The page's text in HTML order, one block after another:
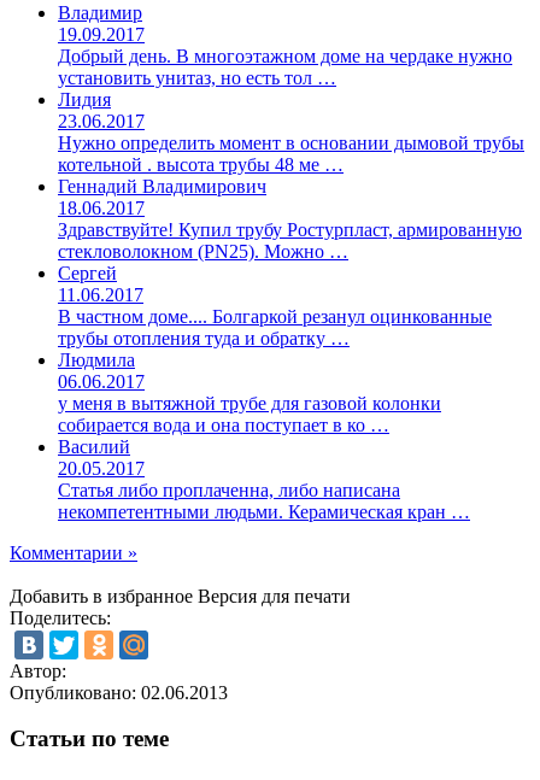
Владимир
19.09.2017
Добрый день. В многоэтажном доме на чердаке нужно
установить унитаз, но есть тол …
Лидия
23.06.2017
Нужно определить момент в основании дымовой трубы
котельной . высота трубы 48 ме …
Геннадий Владимирович
18.06.2017
Здравствуйте! Купил трубу Ростурпласт, армированную
стекловолокном (PN25). Можно …
Сергей
11.06.2017
В частном доме.... Болгаркой резанул оцинкованные
трубы отопления туда и обратку …
Людмила
06.06.2017
у меня в вытяжной трубе для газовой колонки
собирается вода и она поступает в ко …
Василий
20.05.2017
Статья либо проплаченна, либо написана
некомпетентными людьми. Керамическая кран …
Комментарии »
Добавить в избранное Версия для печати
Поделитесь:
Автор:
Опубликовано: 02.06.2013
Статьи по теме